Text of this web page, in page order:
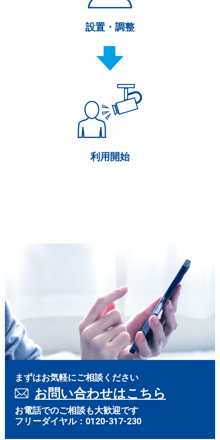
設置・調整
利用開始
まずはお気軽にご相談ください
お問い合わせはこちら
お電話でのご相談も大歓迎です
フリーダイヤル： 0120-317-230